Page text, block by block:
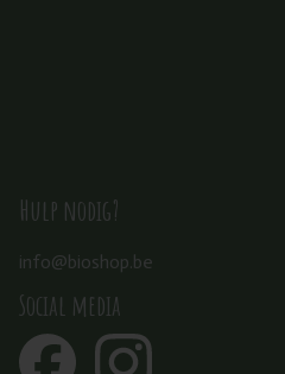
Hulp nodig?
info@bioshop.be
Social media